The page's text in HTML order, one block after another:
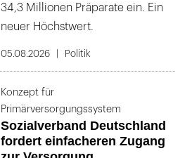
34,3 Millionen Präparate ein. Ein
neuer Höchstwert.
05.08.2026 Politik
Konzept für
Primärversorgungssystem
Sozialverband Deutschland
fordert einfacheren Zugang